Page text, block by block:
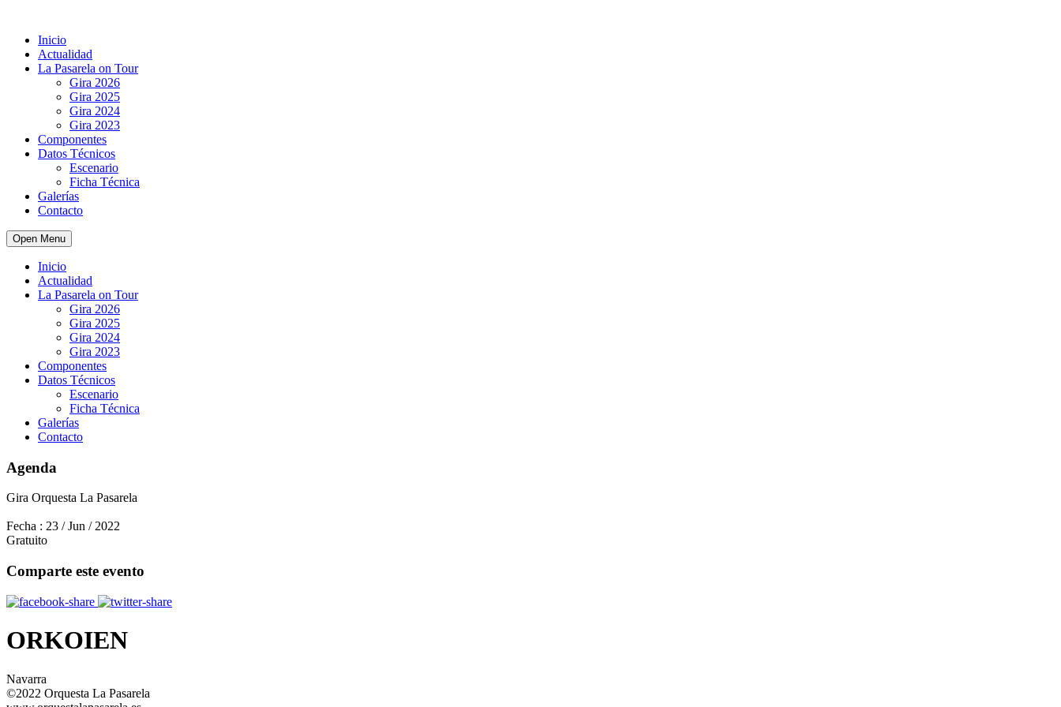
Inicio
Actualidad
La Pasarela on Tour
Gira 2026
Gira 2025
Gira 2024
Gira 2023
Componentes
Datos Técnicos
Escenario
Ficha Técnica
Galerías
Contacto
Open Menu
Inicio
Actualidad
La Pasarela on Tour
Gira 2026
Gira 2025
Gira 2024
Gira 2023
Componentes
Datos Técnicos
Escenario
Ficha Técnica
Galerías
Contacto
Agenda
Gira Orquesta La Pasarela
Fecha : 23 / Jun / 2022
Gratuito
Comparte este evento
ORKOIEN
Navarra
©2022 Orquesta La Pasarela